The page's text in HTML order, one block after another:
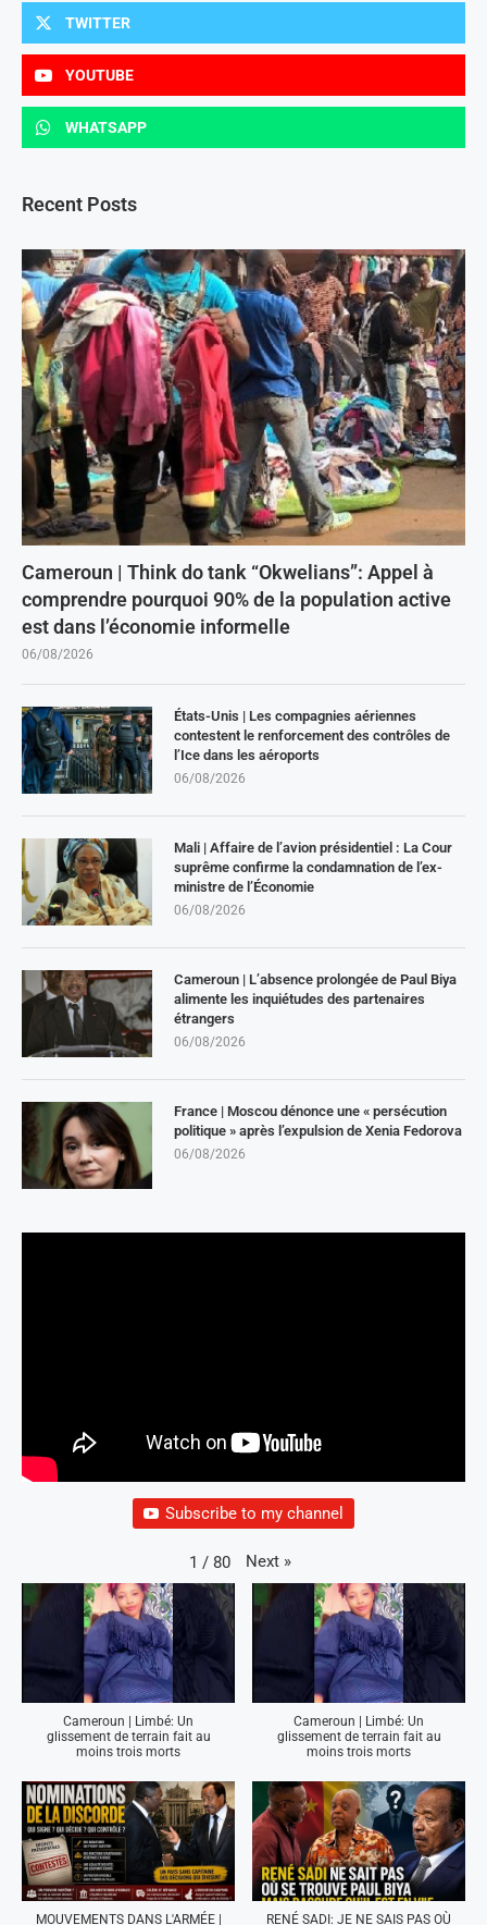
TWITTER
YOUTUBE
WHATSAPP
Recent Posts
Cameroun | Think do tank “Okwelians”: Appel à
comprendre pourquoi 90% de la population active
est dans l’économie informelle
06/08/2026
États-Unis | Les compagnies aériennes
contestent le renforcement des contrôles de
l’Ice dans les aéroports
06/08/2026
Mali | Affaire de l’avion présidentiel : La Cour
suprême confirme la condamnation de l’ex-
ministre de l’Économie
06/08/2026
Cameroun | L’absence prolongée de Paul Biya
alimente les inquiétudes des partenaires
étrangers
06/08/2026
France | Moscou dénonce une « persécution
politique » après l’expulsion de Xenia Fedorova
06/08/2026
Subscribe to my channel
1 / 80 Next »
Cameroun | Limbé: Un
glissement de terrain fait au
moins trois morts
Cameroun | Limbé: Un
glissement de terrain fait au
moins trois morts
MOUVEMENTS DANS L'ARMÉE | RENÉ SADI: JE NE SAIS PAS OÙ